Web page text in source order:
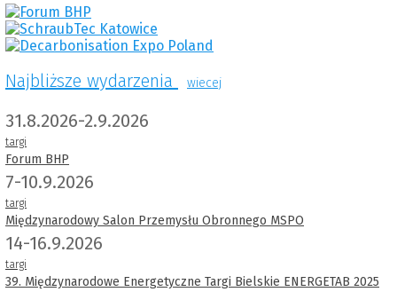
Najbliższe wydarzenia wiecej
31.8.2026-2.9.2026
targi
Forum BHP
7-10.9.2026
targi
Międzynarodowy Salon Przemysłu Obronnego MSPO
14-16.9.2026
targi
39. Międzynarodowe Energetyczne Targi Bielskie ENERGETAB 2025